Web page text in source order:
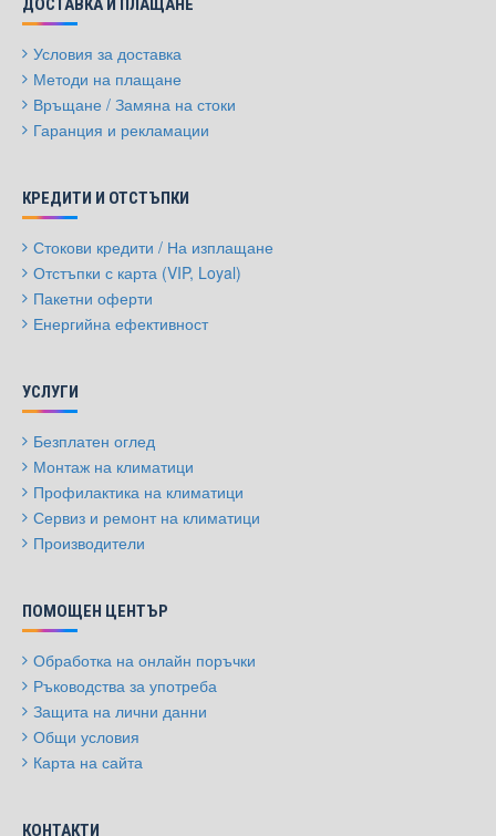
ДОСТАВКА И ПЛАЩАНЕ
Условия за доставка
Методи на плащане
Връщане / Замяна на стоки
Гаранция и рекламации
КРЕДИТИ И ОТСТЪПКИ
Стокови кредити / На изплащане
Отстъпки с карта (VIP, Loyal)
Пакетни оферти
Енергийна ефективност
УСЛУГИ
Безплатен оглед
Монтаж на климатици
Профилактика на климатици
Сервиз и ремонт на климатици
Производители
ПОМОЩЕН ЦЕНТЪР
Обработка на онлайн поръчки
Ръководства за употреба
Защита на лични данни
Общи условия
Карта на сайта
КОНТАКТИ